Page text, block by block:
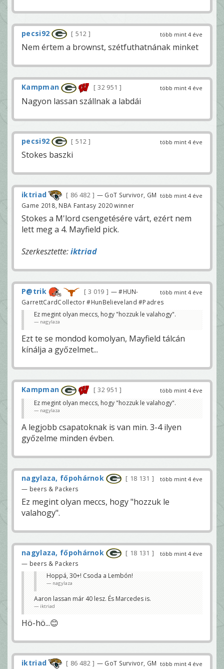
több mint 4 éve
pecsi92 512
Nem értem a brownst, szétfuthatnának minket
több mint 4 éve
Kampman 32 951
Nagyon lassan szállnak a labdái
több mint 4 éve
pecsi92 512
Stokes baszki
több mint 4 éve
iktriad 86 482
— GoT Survivor, GM
Game 2018, NBA Fantasy 2020 winner
Stokes a M'lord csengetésére várt, ezért nem
lett meg a 4. Mayfield pick.
Szerkesztette:iktriad
több mint 4 éve
P@trik 3 019
— #HUN-
GarrettCardCollector #HunBelieveland #Padres
Ez megint olyan meccs, hogy "hozzuk le valahogy".
nagylaza
Ezt te se mondod komolyan, Mayfield tálcán
kínálja a győzelmet...
több mint 4 éve
Kampman
32 951
Ez megint olyan meccs, hogy "hozzuk le valahogy".
nagylaza
A legjobb csapatoknak is van min. 3-4 ilyen
győzelme minden évben.
több mint 4 éve
nagylaza, főpohárnok 18 131
— beers & Packers
Ez megint olyan meccs, hogy "hozzuk le
valahogy".
több mint 4 éve
nagylaza, főpohárnok 18 131
— beers & Packers
Hoppá, 30+! Csoda a Lembón!
nagylaza
Aaron lassan már 40 lesz. És Marcedes is.
iktriad
Hö-hö...😊
több mint 4 éve
iktriad 86 482
— GoT Survivor, GM